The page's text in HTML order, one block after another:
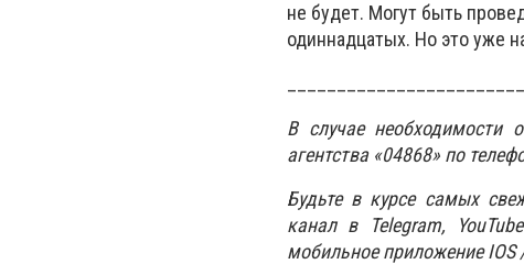
не будет. Могут быть
одиннадцатых. Но это уже
В случае необходимости
агентства «04868» по
Будьте в курсе самых
канал в Telegram,
YouTube
мобильное приложение IOS